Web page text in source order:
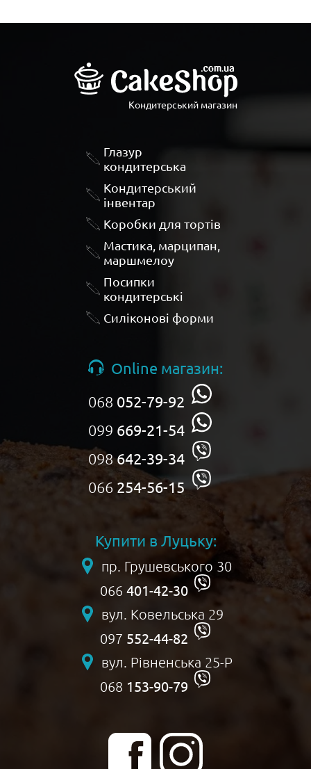
Кондитерський магазин
Глазур
кондитерська
Кондитерський
інвентар
Коробки для тортів
Мастика, марципан,
маршмелоу
Посипки
кондитерські
Силіконові форми
Online магазин:
068 052-79-92
099 669-21-54
098642-39-34
066 254-56-15
Купити в Луцьку:
пр. Грушевського 30
066 401-42-30
вул. Ковельська 29
097 552-44-82
вул. Рівненська 25-Р
068 153-90-79